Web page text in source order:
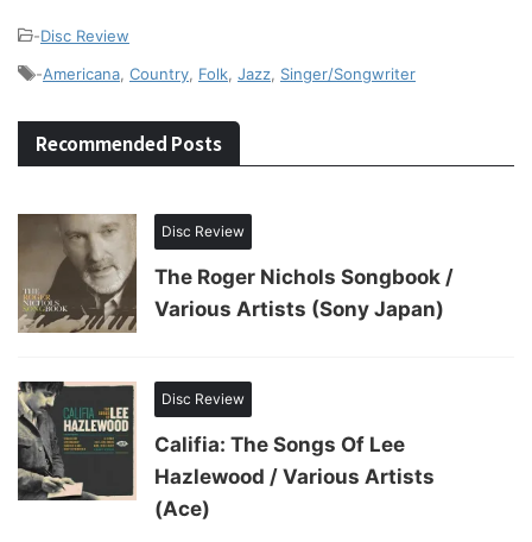
-Disc Review
-Americana Country Folk Jazz Singer/Songwriter
Recommended Posts
Disc Review
The Roger Nichols Songbook /
Various Artists (Sony Japan)
Disc Review
Califia: The Songs Of Lee
Hazlewood / Various Artists
(Ace)